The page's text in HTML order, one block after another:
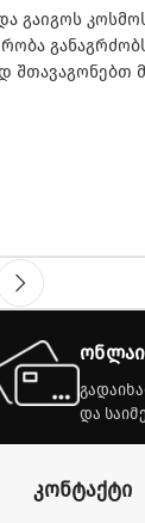
გაიგოს
და
კონტაქტი